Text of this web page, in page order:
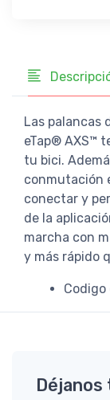
Las palancas
eTap® AXS™
tu bici.
conmutación
conectar y
de la
marcha con
y más rápido